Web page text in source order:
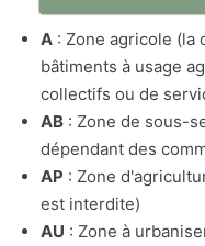
A : Zone agricole
bâtiments à usage
collectifs ou de
AB : Zone de sous-
dépendant des
AP : Zone
est interdite)
AU : Zone à